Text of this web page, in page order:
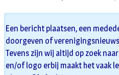
Een bericht plaatsen, een
doorgeven of
Tevens zijn wij altijd op zoek
en/of logo erbij maakt het vaak